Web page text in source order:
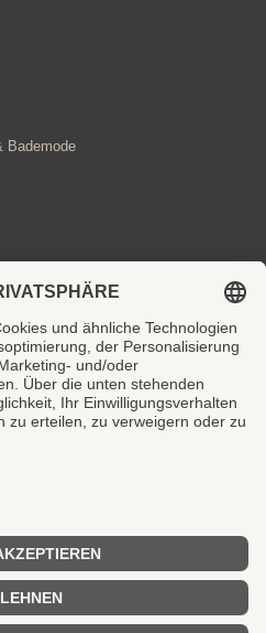
Bademode
hier buchen
hier bestellen
Datenschutzerklärung
AGB
Cookie-Einstellungen